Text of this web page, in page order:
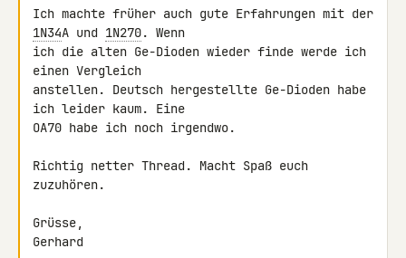
1N34A und 1N270. Wenn
ich die alten Ge-Dioden wieder finde werde ich
einen Vergleich
anstellen. Deutsch hergestellte Ge-Dioden habe
ich leider kaum. Eine
OA70 habe ich noch irgendwo.
Richtig netter Thread. Macht Spaß euch
zuzuhören.
Grüsse,
Gerhard